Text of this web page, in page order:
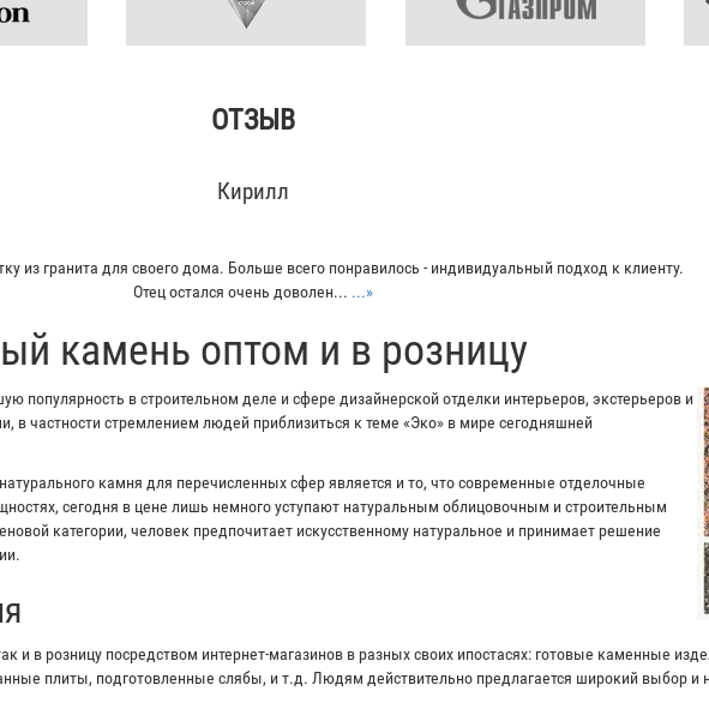
ОТЗЫВ
Кирилл
из гранита для своего дома. Больше всего понравилось - индивидуальный подход к клиенту.
Отец остался очень доволен... ...»
камень оптом и в розницу
в строительном деле и сфере дизайнерской отделки интерьеров, экстерьеров и
в частности стремлением людей приблизиться к теме «Эко» в мире сегодняшней
камня для перечисленных сфер является и то, что современные отделочные
сегодня в цене лишь немного уступают натуральным облицовочным и строительным
категории, человек предпочитает искусственному натуральное и принимает решение
в розницу посредством интернет-магазинов в разных своих ипостасях: готовые каменные
плиты, подготовленные слябы, и т.д. Людям действительно предлагается широкий выбор и